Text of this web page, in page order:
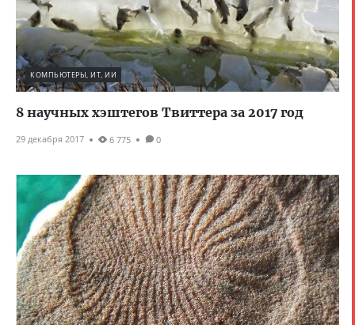
КОМПЬЮТЕРЫ, ИТ, ИИ
8 научных хэштегов Твиттера за 2017 год
29 декабря 2017 6 775 0